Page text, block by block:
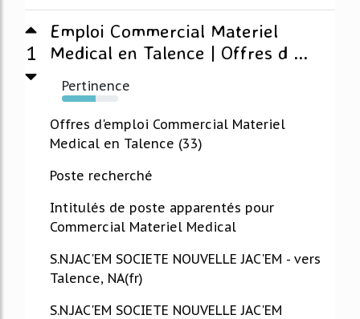
1
Emploi Commercial Materiel
Medical en Talence | Offres d ...
Pertinence
60%
Offres d'emploi Commercial Materiel
Medical en Talence (33)
Poste recherché
Intitulés de poste apparentés pour
Commercial Materiel Medical
S.N.JAC'EM SOCIETE NOUVELLE JAC'EM - vers
Talence, NA(fr)
S.N.JAC'EM SOCIETE NOUVELLE JAC'EM